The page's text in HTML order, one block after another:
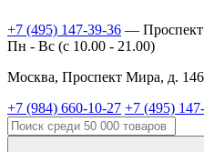
+7 (495) 147-39-36 —
Пн - Вс (c 10.00 - 21.00)
Москва, Проспект Мира, д.
+7 (984) 660-10-27 +7 (495)